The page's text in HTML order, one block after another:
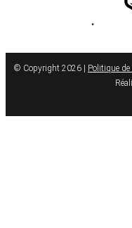
•
© Copyright 2026 | Politique